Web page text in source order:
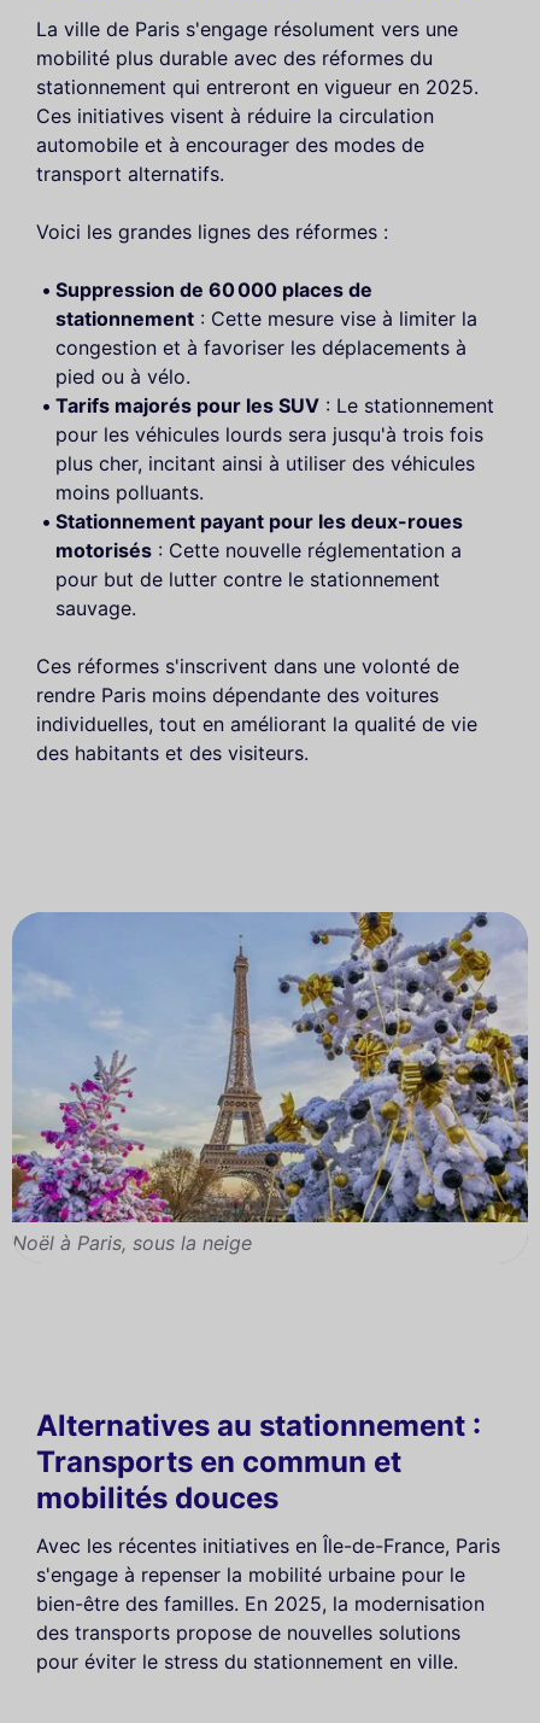
La ville de Paris s'engage résolument vers une
mobilité plus durable avec des réformes du
stationnement qui entreront en vigueur en 2025.
Ces initiatives visent à réduire la circulation
automobile et à encourager des modes de
transport alternatifs.
Voici les grandes lignes des réformes :
Suppression de 60 000 places de
stationnement : Cette mesure vise à limiter la
congestion et à favoriser les déplacements à
pied ou à vélo.
Tarifs majorés pour les SUV : Le stationnement
pour les véhicules lourds sera jusqu'à trois fois
plus cher, incitant ainsi à utiliser des véhicules
moins polluants.
Stationnement payant pour les deux-roues
motorisés : Cette nouvelle réglementation a
pour but de lutter contre le stationnement
sauvage.
Ces réformes s'inscrivent dans une volonté de
rendre Paris moins dépendante des voitures
individuelles, tout en améliorant la qualité de vie
des habitants et des visiteurs.
Noël à Paris, sous la neige
Alternatives au stationnement :
Transports en commun et
mobilités douces
Avec les récentes initiatives en Île-de-France, Paris
s'engage à repenser la mobilité urbaine pour le
bien-être des familles. En 2025, la modernisation
des transports propose de nouvelles solutions
pour éviter le stress du stationnement en ville.